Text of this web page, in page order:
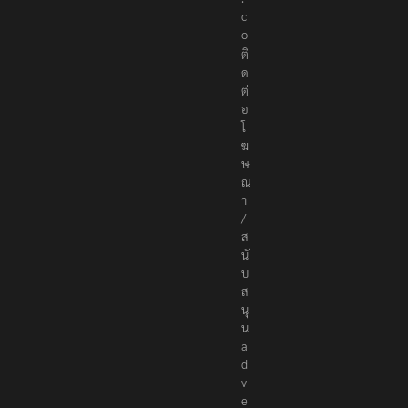
s
.
c
o
ติ
ด
ต่
อ
โ
ฆ
ษ
ณ
า
/
ส
นั
บ
ส
นุ
น
a
d